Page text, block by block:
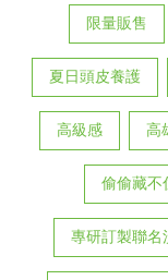
限量販售
夏日頭皮養護
高級感 高
偷偷藏不
專研訂製聯名